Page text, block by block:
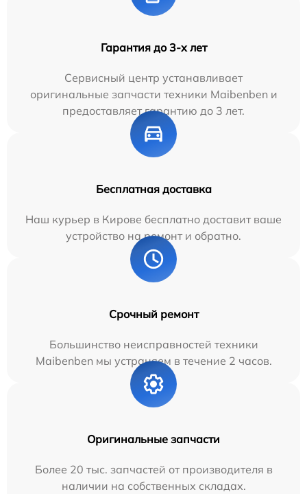
Гарантия до 3-х лет
Сервисный центр устанавливает
оригинальные запчасти техники Maibenben и
предоставляет гарантию до 3 лет.
Бесплатная доставка
Наш курьер в Кирове бесплатно доставит ваше
устройство на ремонт и обратно.
Срочный ремонт
Большинство неисправностей техники
Maibenben мы устраняем в течение 2 часов.
Оригинальные запчасти
Более 20 тыс. запчастей от производителя в
наличии на собственных складах.